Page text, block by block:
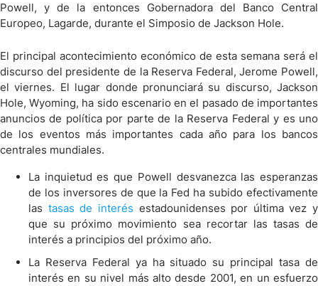
Powell, y de la entonces Gobernadora del Banco Central
Europeo, Lagarde, durante el Simposio de Jackson Hole.
El principal acontecimiento económico de esta semana será el
discurso del presidente de la Reserva Federal, Jerome Powell,
el viernes. El lugar donde pronunciará su discurso, Jackson
Hole, Wyoming, ha sido escenario en el pasado de importantes
anuncios de política por parte de la Reserva Federal y es uno
de los eventos más importantes cada año para los bancos
centrales mundiales.
La inquietud es que Powell desvanezca las esperanzas
de los inversores de que la Fed ha subido efectivamente
las tasas de interés estadounidenses por última vez y
que su próximo movimiento sea recortar las tasas de
interés a principios del próximo año.
La Reserva Federal ya ha situado su principal tasa de
interés en su nivel más alto desde 2001, en un esfuerzo